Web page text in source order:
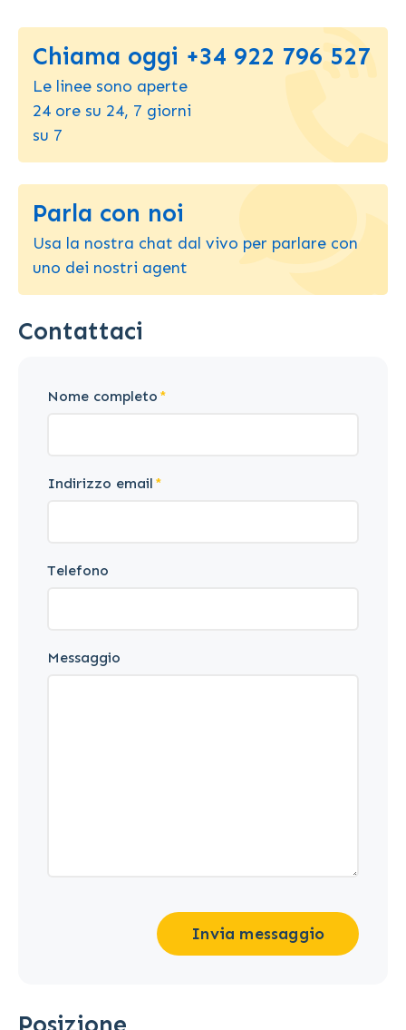
Chiama oggi +34 922 796 527
Le linee sono aperte
24 ore su 24, 7 giorni
su 7
Parla con noi
Usa la nostra chat dal vivo per parlare con
uno dei nostri agent
Contattaci
Nome completo
Indirizzo email
Telefono
Messaggio
Invia messaggio